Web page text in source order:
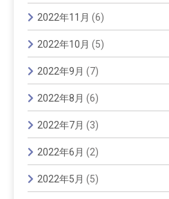
2022年11月 (6)
2022年10月 (5)
2022年9月 (7)
2022年8月 (6)
2022年7月 (3)
2022年6月 (2)
2022年5月 (5)